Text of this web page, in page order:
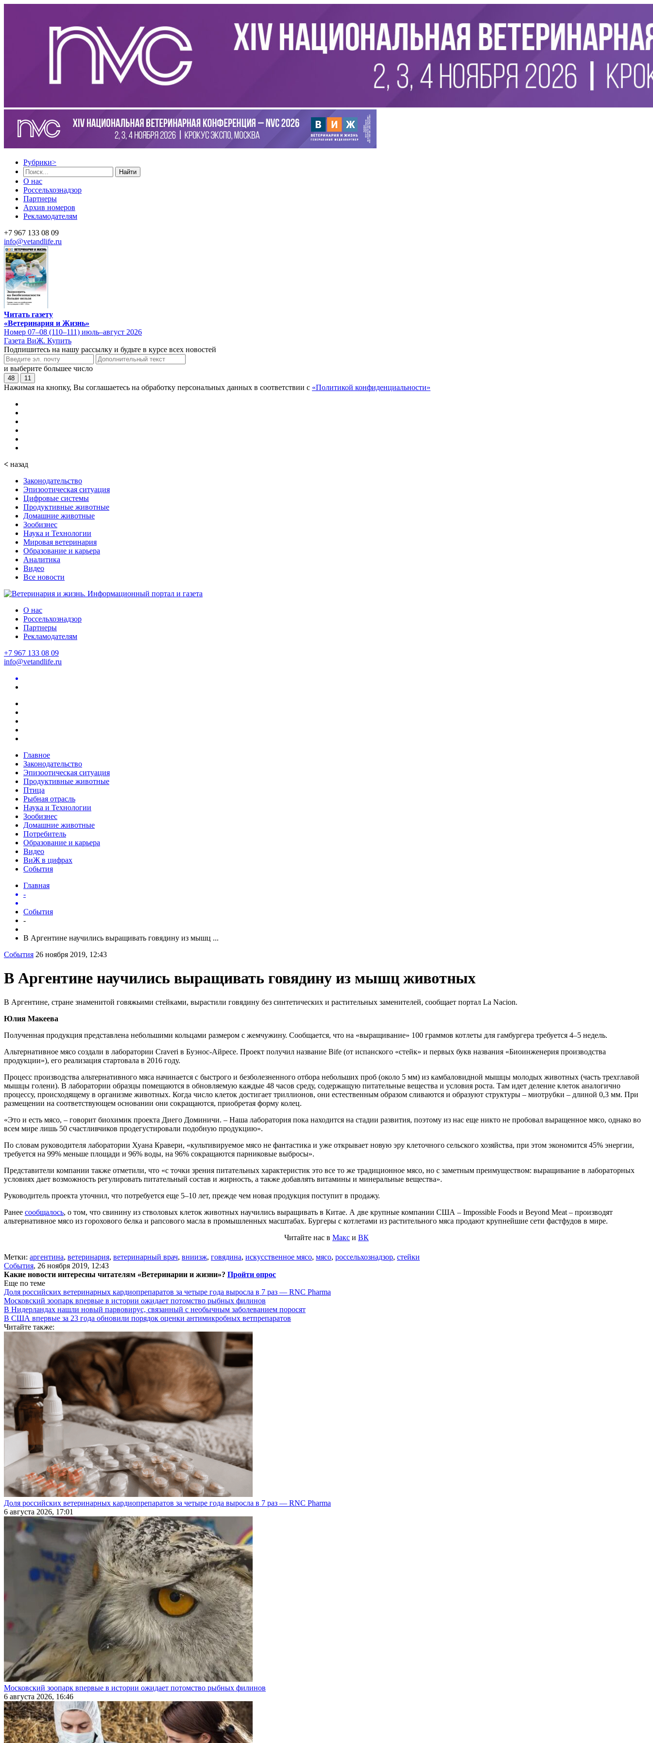
Рубрики>
Найти
О нас
Россельхознадзор
Партнеры
Архив номеров
Рекламодателям
+7 967 133 08 09
info@vetandlife.ru
Читать газету
«Ветеринария и Жизнь»
Номер 07–08 (110–111) июль–август 2026
Газета ВиЖ. Купить
Подпишитесь на нашу рассылку и будьте в курсе всех новостей
и выберите большее число
48 11
Нажимая на кнопку, Вы соглашаетесь на обработку персональных данных в соответствии с «Политикой конфиденциальности»
< назад
Законодательство
Эпизоотическая ситуация
Цифровые системы
Продуктивные животные
Домашние животные
Зообизнес
Наука и Технологии
Мировая ветеринария
Образование и карьера
Аналитика
Видео
Все новости
О нас
Россельхознадзор
Партнеры
Рекламодателям
+7 967 133 08 09
info@vetandlife.ru
Главное
Законодательство
Эпизоотическая ситуация
Продуктивные животные
Птица
Рыбная отрасль
Наука и Технологии
Зообизнес
Домашние животные
Потребитель
Образование и карьера
Видео
ВиЖ в цифрах
События
Главная
-
События
-
В Аргентине научились выращивать говядину из мышц ...
События 26 ноября 2019, 12:43
В Аргентине научились выращивать говядину из мышц животных
В Аргентине, стране знаменитой говяжьими стейками, вырастили говядину без синтетических и растительных заменителей, сообщает портал La Nacion.
Юлия Макеева
Полученная продукция представлена небольшими кольцами размером с жемчужину. Сообщается, что на «выращивание» 100 граммов котлеты для гамбургера требуется 4–5 недель.
Альтернативное мясо создали в лаборатории Craveri в Буэнос-Айресе. Проект получил название Bife (от испанского «стейк» и первых букв названия «Биоинженерия производства
продукции»), его реализация стартовала в 2016 году.
Процесс производства альтернативного мяса начинается с быстрого и безболезненного отбора небольших проб (около 5 мм) из камбаловидной мышцы молодых животных (часть трехглавой
мышцы голени). В лаборатории образцы помещаются в обновляемую каждые 48 часов среду, содержащую питательные вещества и условия роста. Там идет деление клеток аналогично
процессу, происходящему в организме животных. Когда число клеток достигает триллионов, они естественным образом сливаются и образуют структуры – миотрубки – длиной 0,3 мм. При
размещении на соответствующем основании они сокращаются, приобретая форму колец.
«Это и есть мясо, – говорит биохимик проекта Диего Доминичи. – Наша лаборатория пока находится на стадии развития, поэтому из нас еще никто не пробовал выращенное мясо, однако во
всем мире лишь 50 счастливчиков продегустировали подобную продукцию».
По словам руководителя лаборатории Хуана Кравери, «культивируемое мясо не фантастика и уже открывает новую эру клеточного сельского хозяйства, при этом экономится 45% энергии,
требуется на 99% меньше площади и 96% воды, на 96% сокращаются парниковые выбросы».
Представители компании также отметили, что «с точки зрения питательных характеристик это все то же традиционное мясо, но с заметным преимуществом: выращивание в лабораторных
условиях дает возможность регулировать питательный состав и жирность, а также добавлять витамины и минеральные вещества».
Руководитель проекта уточнил, что потребуется еще 5–10 лет, прежде чем новая продукция поступит в продажу.
Ранее сообщалось, о том, что свинину из стволовых клеток животных научились выращивать в Китае. А две крупные компании США – Impossible Foods и Beyond Meat – производят
альтернативное мясо из горохового белка и рапсового масла в промышленных масштабах. Бургеры с котлетами из растительного мяса продают крупнейшие сети фастфудов в мире.
Читайте нас в Макс и ВК
Метки: аргентина, ветеринария, ветеринарный врач, вниизж, говядина, искусственное мясо, мясо, россельхознадзор, стейки
События, 26 ноября 2019, 12:43
Какие новости интересны читателям «Ветеринарии и жизни»? Пройти опрос
Еще по теме
Доля российских ветеринарных кардиопрепаратов за четыре года выросла в 7 раз — RNC Pharma
Московский зоопарк впервые в истории ожидает потомство рыбных филинов
В Нидерландах нашли новый парвовирус, связанный с необычным заболеванием поросят
В США впервые за 23 года обновили порядок оценки антимикробных ветпрепаратов
Читайте также:
Доля российских ветеринарных кардиопрепаратов за четыре года выросла в 7 раз — RNC Pharma
6 августа 2026, 17:01
Московский зоопарк впервые в истории ожидает потомство рыбных филинов
6 августа 2026, 16:46